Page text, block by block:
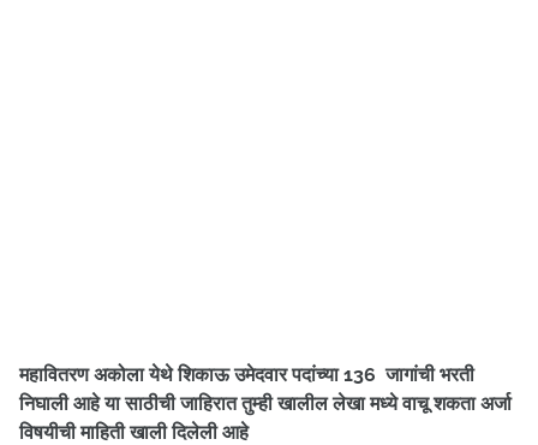
महावितरण अकोला येथे शिकाऊ उमेदवार पदांच्या 136 जागांची भरती
निघाली आहेया साठीची जाहिरात तुम्ही खालील लेखा मध्ये वाचू शकता अर्जा
विषयीची माहिती खाली दिलेली आहे